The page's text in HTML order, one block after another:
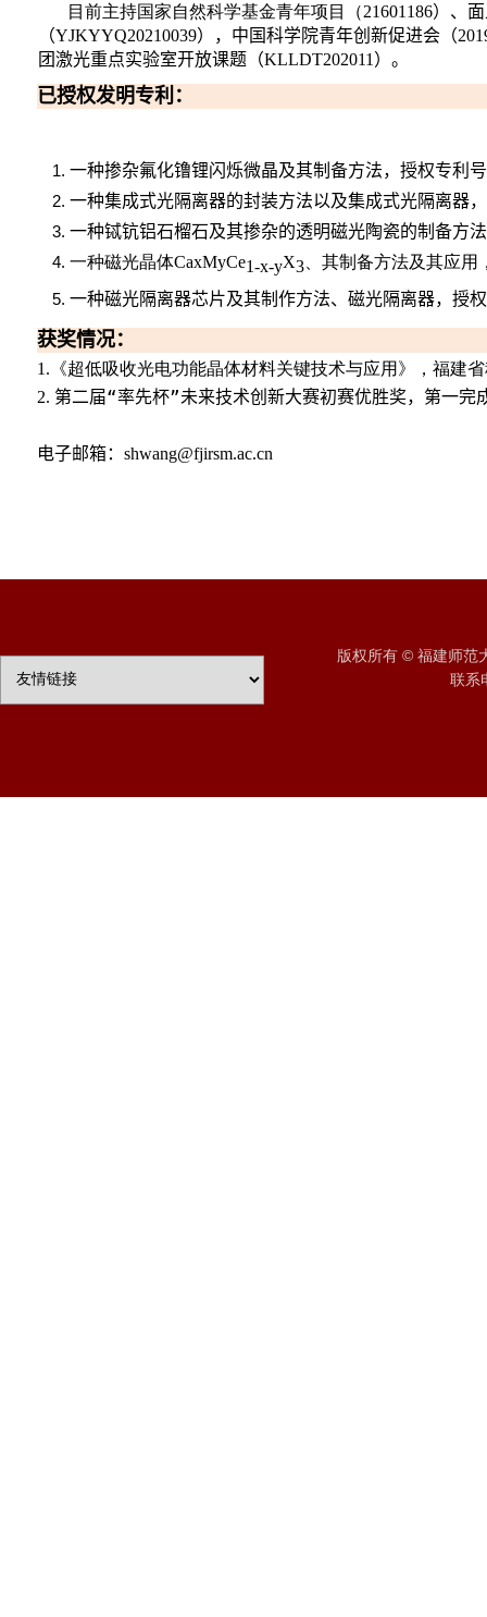
目前主持国家自然科学基金青年项目（21601186） 、
（YJKYYQ20210039） ，中国科学院青年创新促进会（
团激光重点实验室开放课题（KLLDT202011 ）。
已授权发明专利 ：
一种掺杂氟化镥锂闪烁微晶及其制备方法，授权专利
一种集成式光隔离器的封装方法以及集成式光隔离器
一种铽钪铝石榴石及其掺杂的透明磁光陶瓷的制备方
一种磁光晶体CaxMyCe1-x-yX3、其制备方法及其应用
一种磁光隔离器芯片及其制作方法、磁光隔离器，授
获奖情况：
1. 《超低吸收光电功能晶体材料关键技术与应用》，福建
2. 第二届“率先杯”未来技术创新大赛初赛优胜奖，第一完
电子邮箱： shwang@fjirsm.ac.cn
版权所有 © 福建师范
联系